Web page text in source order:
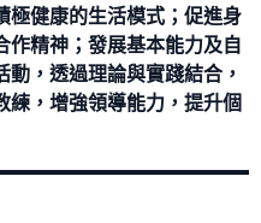
極健康的生活模式；促進身
作精神；發展基本能力及自
，透過理論與實踐結合，
練，增強領導能力，提升個